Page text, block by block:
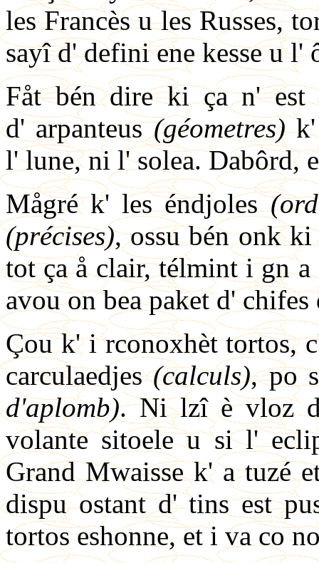
les Francès u les Russes,
sayî d' defini ene kesse u l'
Fåt bén dire ki ça n' est
d' arpanteus(géometres)k'
l' lune, ni l' solea. Dabôrd,
Mågré k' les éndjoles
(précises), ossu bén onk
tot ça å clair, télmint i gn a
avou on bea paket d'
Çou k' i rconoxhèt tortos,
carculaedjes(calculs), po
d'aplomb). Ni lzî è vloz
volante sitoele u si l'
Grand Mwaisse k' a tuzé
dispu ostant d' tins est
tortos eshonne, et i va co